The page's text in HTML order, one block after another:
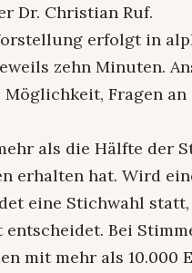
Dr. Christian Ruf.
erfolgt in
zehn Minuten.
Fragen
als die Hälfte der
erhalten hat. Wird
eine Stichwahl
Bei
mit mehr als